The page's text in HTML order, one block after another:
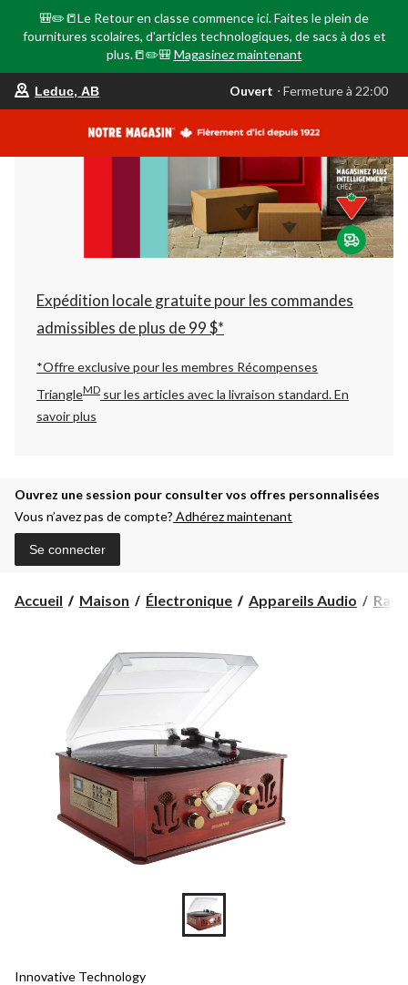
🎒✏️📒Le Retour en classe commence ici. Faites le plein de
fournitures scolaires, d'articles technologiques, de sacs à dos et
plus.📒✏️🎒 Magasinez maintenant
votre
est
AB,
Ouvert,
Fermeture
à
22:00
changer
Leduc, AB Ouvert ⋅ Fermeture à 22:00
Expédition locale gratuite pour les commandes
admissibles de plus de 99 $*
*Offre exclusive pour les membres Récompenses
TriangleMD sur les articles avec la livraison standard.En
savoir plus
Ouvrez une session pour consulter vos offres personnalisées
Vous n’avez pas de compte? Adhérez maintenant
Se connecter
Accueil Maison Électronique Appareils Audio
Innovative Technology